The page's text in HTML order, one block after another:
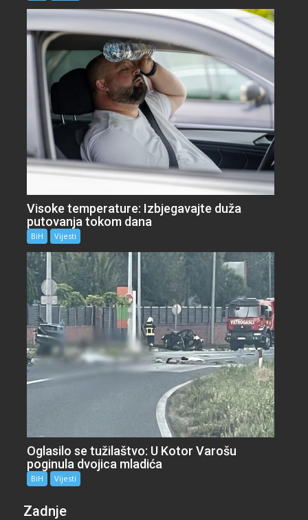
Visoke temperature: Izbjegavajte duža
putovanja tokom dana
BiH Vijesti
Oglasilo se tužilaštvo: U Kotor Varošu
poginula dvojica mladića
BiH Vijesti
Zadnje